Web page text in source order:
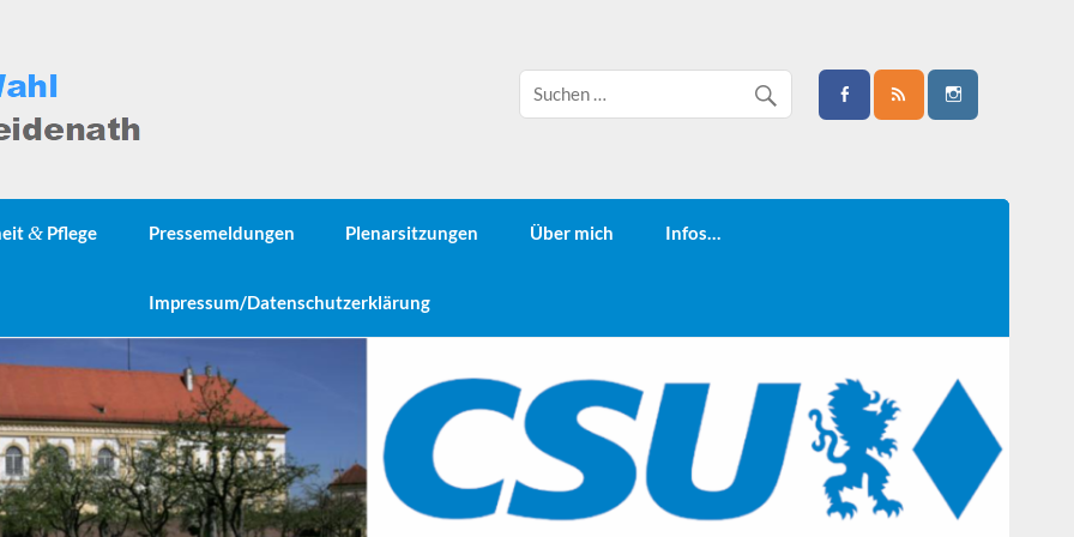
& Pflege Pressemeldungen Plenarsitzungen Über mich Infos…
Impressum/Datenschutzerklärung